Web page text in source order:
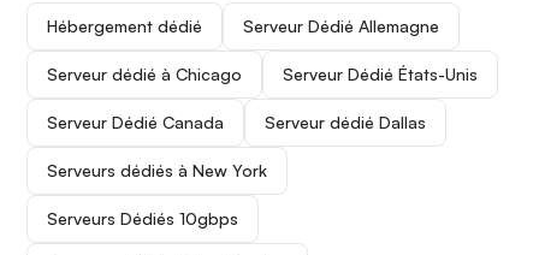
Hébergement dédié Serveur Dédié Allemagne
Serveur dédié à Chicago Serveur Dédié États-Unis
Serveur Dédié Canada Serveur dédié Dallas
Serveurs dédiés à New York
Serveurs Dédiés 10gbps